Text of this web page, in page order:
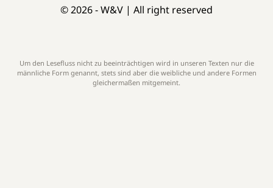
© 2026 - W&V | All right reserved
Um den Lesefluss nicht zu beeinträchtigen wird in unseren Texten nur die
männliche Form genannt, stets sind aber die weibliche und andere Formen
gleichermaßen mitgemeint.